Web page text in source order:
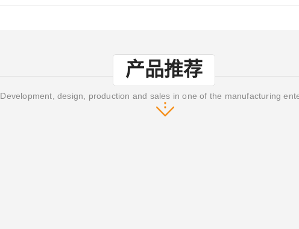
产品推荐
Development, design, production and sales in one of the manufacturing